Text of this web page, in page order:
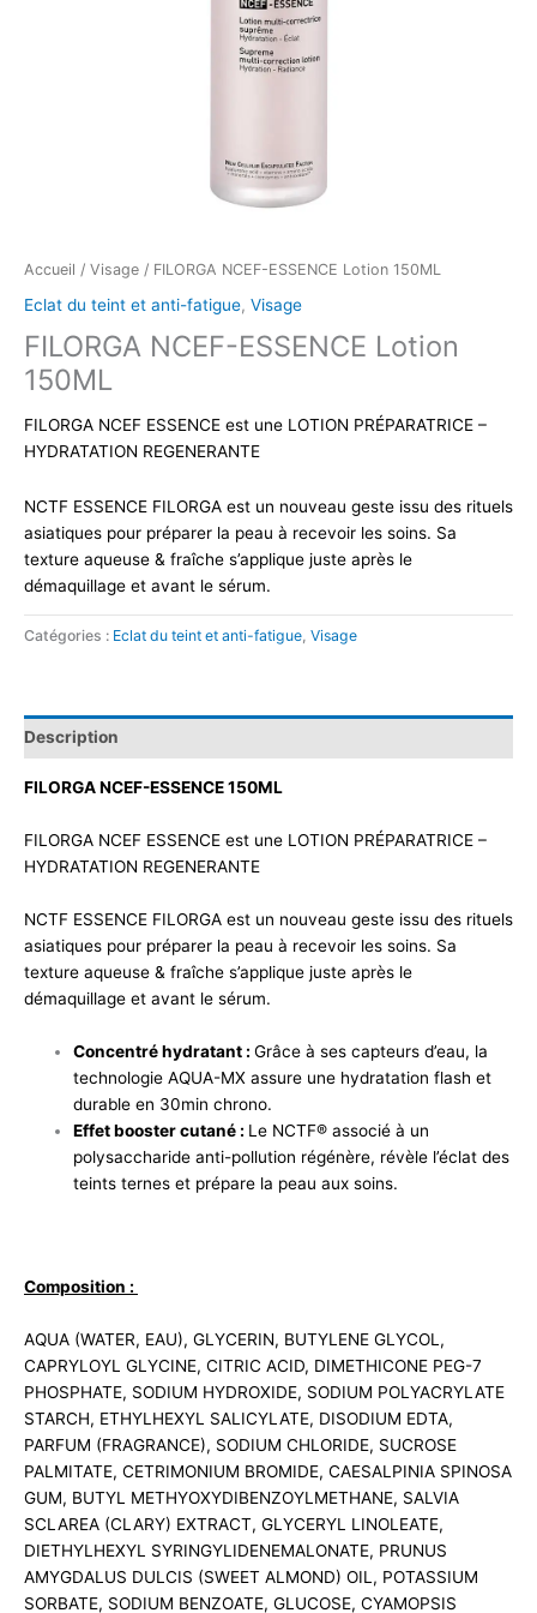
Accueil / Visage / FILORGA NCEF-ESSENCE Lotion 150ML
Eclat du teint et anti-fatigue, Visage
FILORGA NCEF-ESSENCE Lotion
150ML
FILORGA NCEF ESSENCE est une LOTION PRÉPARATRICE –
HYDRATATION REGENERANTE
NCTF ESSENCE FILORGA est un nouveau geste issu des rituels
asiatiques pour préparer la peau à recevoir les soins. Sa
texture aqueuse & fraîche s’applique juste après le
démaquillage et avant le sérum.
Catégories : Eclat du teint et anti-fatigue, Visage
Description
FILORGA NCEF-ESSENCE 150ML
FILORGA NCEF ESSENCE est une LOTION PRÉPARATRICE –
HYDRATATION REGENERANTE
NCTF ESSENCE FILORGA est un nouveau geste issu des rituels
asiatiques pour préparer la peau à recevoir les soins. Sa
texture aqueuse & fraîche s’applique juste après le
démaquillage et avant le sérum.
Concentré hydratant :Grâce à ses capteurs d’eau, la
technologie AQUA-MX assure une hydratation flash et
durable en 30min chrono.
Effet booster cutané : Le NCTF® associé à un
polysaccharide anti-pollution régénère, révèle l’éclat des
teints ternes et prépare la peau aux soins.
Composition :
AQUA (WATER, EAU), GLYCERIN, BUTYLENE GLYCOL,
CAPRYLOYL GLYCINE, CITRIC ACID, DIMETHICONE PEG-7
PHOSPHATE, SODIUM HYDROXIDE, SODIUM POLYACRYLATE
STARCH, ETHYLHEXYL SALICYLATE, DISODIUM EDTA,
PARFUM (FRAGRANCE), SODIUM CHLORIDE, SUCROSE
PALMITATE, CETRIMONIUM BROMIDE, CAESALPINIA SPINOSA
GUM, BUTYL METHYOXYDIBENZOYLMETHANE, SALVIA
SCLAREA (CLARY) EXTRACT, GLYCERYL LINOLEATE,
DIETHYLHEXYL SYRINGYLIDENEMALONATE, PRUNUS
AMYGDALUS DULCIS (SWEET ALMOND) OIL, POTASSIUM
SORBATE, SODIUM BENZOATE, GLUCOSE, CYAMOPSIS